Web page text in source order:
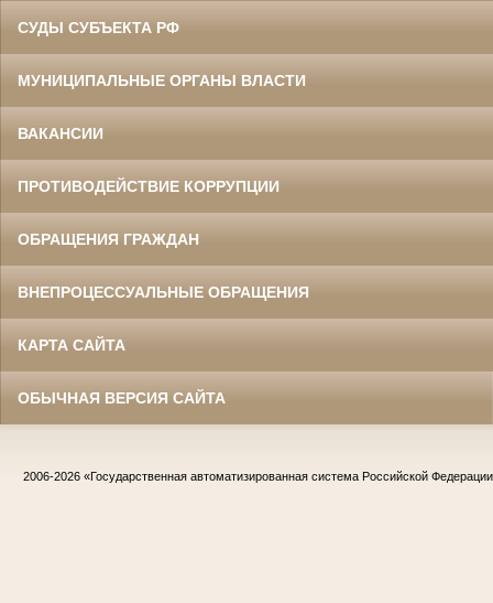
СУДЫ СУБЪЕКТА РФ
МУНИЦИПАЛЬНЫЕ ОРГАНЫ ВЛАСТИ
ВАКАНСИИ
ПРОТИВОДЕЙСТВИЕ КОРРУПЦИИ
ОБРАЩЕНИЯ ГРАЖДАН
ВНЕПРОЦЕССУАЛЬНЫЕ ОБРАЩЕНИЯ
КАРТА САЙТА
ОБЫЧНАЯ ВЕРСИЯ САЙТА
2006-2026 «Государственная автоматизированная система Российской